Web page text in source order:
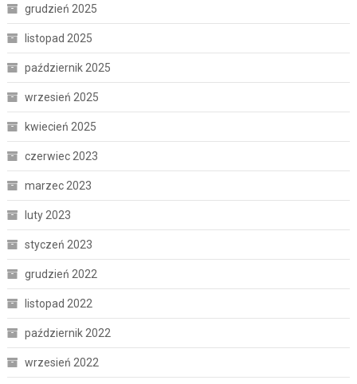
grudzień 2025
listopad 2025
październik 2025
wrzesień 2025
kwiecień 2025
czerwiec 2023
marzec 2023
luty 2023
styczeń 2023
grudzień 2022
listopad 2022
październik 2022
wrzesień 2022